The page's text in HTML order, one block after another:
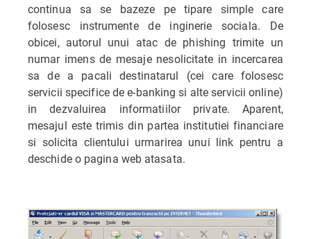
continua sa se bazeze pe tipare simple care
folosesc instrumente de inginerie sociala. De
obicei, autorul unui atac de phishing trimite un
numar imens de mesaje nesolicitate in incercarea
sa de a pacali destinatarul (cei care folosesc
servicii specifice de e-banking si alte servicii online)
in dezvaluirea informatiilor private. Aparent,
mesajul este trimis din partea institutiei financiare
si solicita clientului urmarirea unui link pentru a
deschide o pagina web atasata.